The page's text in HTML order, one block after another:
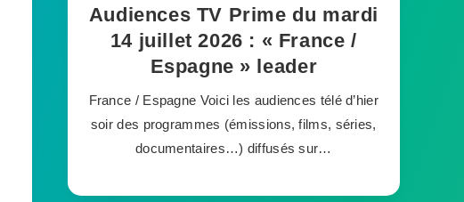
Audiences TV Prime du mardi
14 juillet 2026 : « France /
Espagne » leader
France / Espagne Voici les audiences télé d’hier
soir des programmes (émissions, films, séries,
documentaires…) diffusés sur…